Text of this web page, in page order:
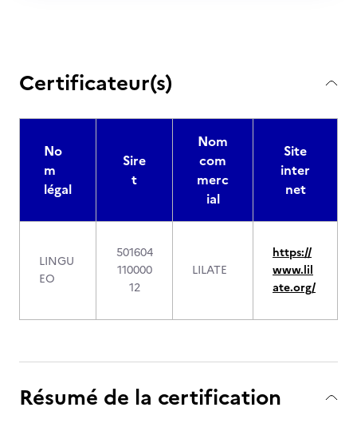
Certificateur(s)
No
m
légal
Sire
t
Nom
com
merc
ial
Site
inter
net
LINGU
EO
501604
110000
12
LILATE
https://
www.lil
ate.org/
Résumé de la certification